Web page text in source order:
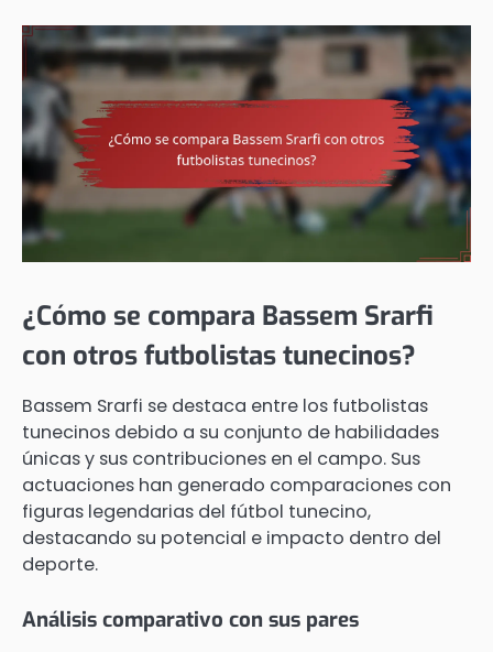
¿Cómo se compara Bassem Srarfi
con otros futbolistas tunecinos?
Bassem Srarfi se destaca entre los futbolistas
tunecinos debido a su conjunto de habilidades
únicas y sus contribuciones en el campo. Sus
actuaciones han generado comparaciones con
figuras legendarias del fútbol tunecino,
destacando su potencial e impacto dentro del
deporte.
Análisis comparativo con sus pares